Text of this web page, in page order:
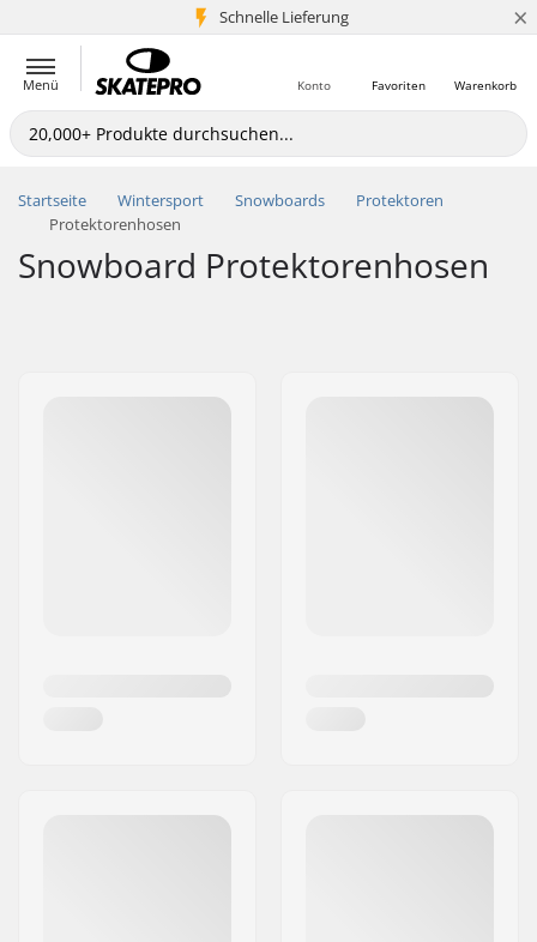
Schnelle Lieferung
5+ Mio. Kunden ×
Menü Warenkorb
Favoriten
Konto
Startseite Wintersport Snowboards
Protektoren
Protektorenhosen
Snowboard Protektorenhosen